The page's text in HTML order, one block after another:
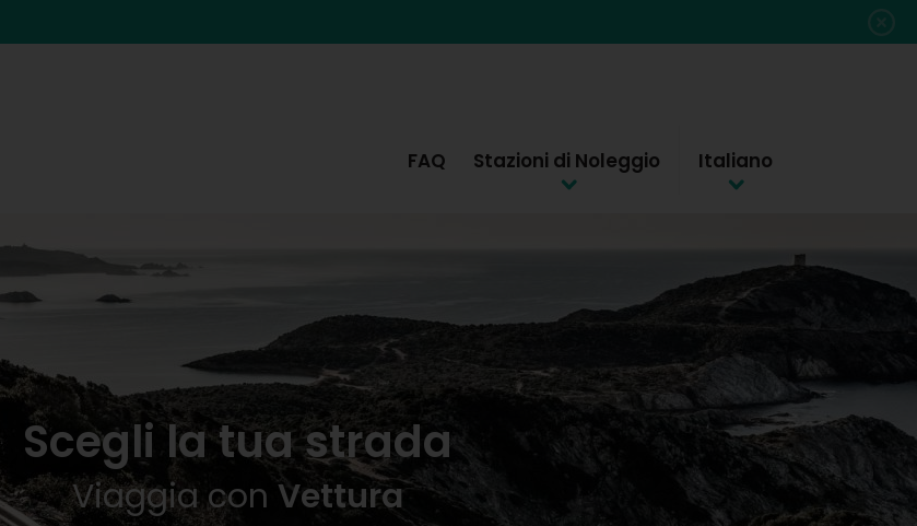
FAQ Stazioni di Noleggio Italiano
Scegli la tua strada
Viaggia con Vettura